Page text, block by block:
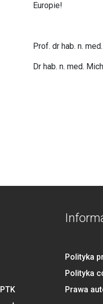
Europie!
Prof. dr hab. n.
Dr hab. n. med.
Polityka
Polityka
Prawa